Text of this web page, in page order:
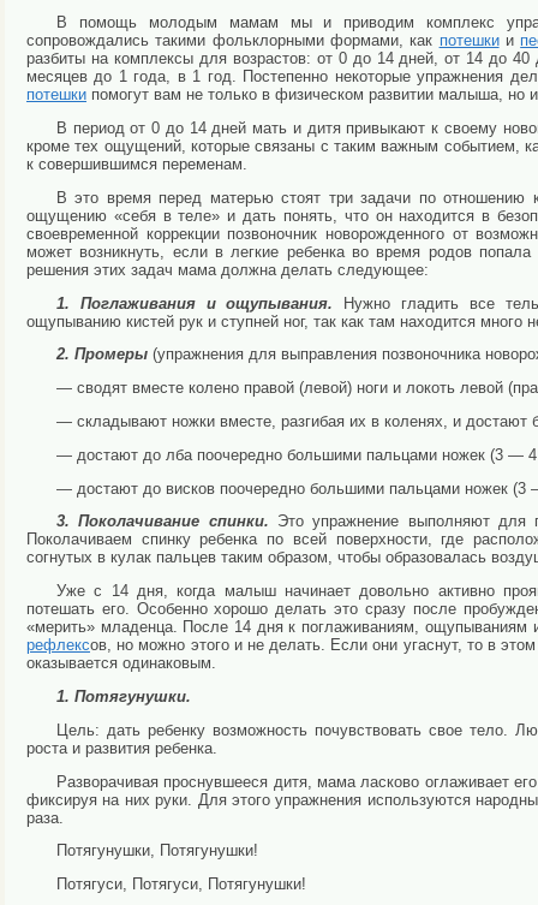
В помощь молодым мамам мы и приводим комплекс
сопровождались такими фольклорными формами, как потешкии
разбиты на комплексы для возрастов: от 0 до 14 дней, от 14 до
месяцев до 1 года, в 1 год. Постепенно некоторые упражнения
потешки помогут вам не только в фи­зическом развитии малыша, но
В период от 0 до 14 дней мать и дитя привыкают к своему
кроме тех ощущений, которые связаны с таким важным событием,
к со­вершившимся переменам.
В это время перед матерью стоят три задачи по
ощущению «себя в теле» и дать понять, что он находится в
своевременной кор­рекции позвоночник новорожденного от
может возникнуть, если в легкие ребенка во время родов
решения этих задач мама должна де­лать следующее:
1. Поглаживания и ощупывания. Нужно гладить все
ощупыванию кистей рук и ступней ног, так как там находится много
2. Промеры (упражнения для выправления позвоночника
— сводят вместе колено правой (левой) ноги и локоть левой
— складывают ножки вместе, разгибая их в коленях, и
— достают до лба поочередно большими пальцами ножек (3 — 4
— достают до висков поочередно большими пальцами но­жек (3
3. Поколачивание спинки. Это упражнение выполняют для
Поколачиваем спинку ребенка по всей повер­хности, где
согнутых в кулак паль­цев таким образом, чтобы образовалась
Уже с 14 дня, когда малыш начинает довольно активно
потешать его. Особенно хорошо делать это сразу после
«мерить» младенца. После 14 дня к поглаживаниям,
рефлексов, но можно этого и не делать. Если они угаснут, то в
оказывается одинако­вым.
1. Потягунушки.
Цель: дать ребенку возможность почувствовать свое тело.
роста и развития ребенка.
Разворачивая проснувшееся дитя, мама ласково оглаживает
фиксируя на них руки. Для этого уп­ражнения используются
раза.
Потягунушки, Потягунушки!
Потягуси, Потягуси, Потягунушки!